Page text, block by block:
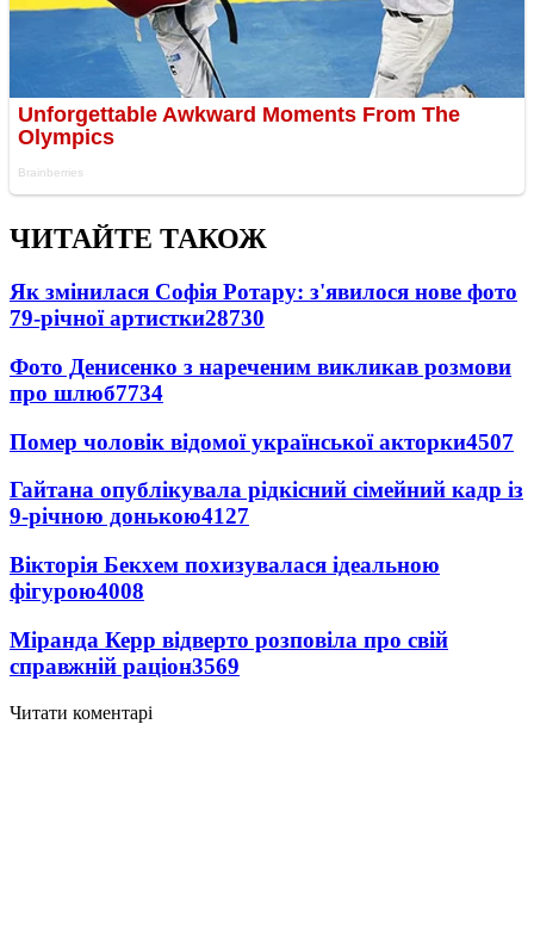
ЧИТАЙТЕ ТАКОЖ
Як змінилася Софія Ротару: з'явилося нове фото
79-річної артистки28730
Фото Денисенко з нареченим викликав розмови
про шлюб7734
Помер чоловік відомої української акторки4507
Гайтана опублікувала рідкісний сімейний кадр із
9-річною донькою4127
Вікторія Бекхем похизувалася ідеальною
фігурою4008
Міранда Керр відверто розповіла про свій
справжній раціон3569
Читати коментарі